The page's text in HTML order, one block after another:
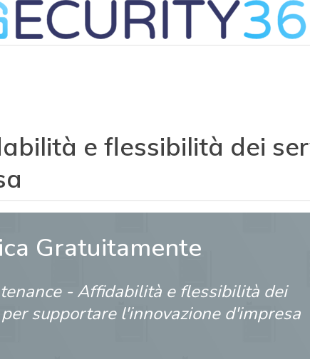
e flessibilità dei
Gratuitamente
- Affidabilità e flessibilità dei
supportare l'innovazione d'impresa